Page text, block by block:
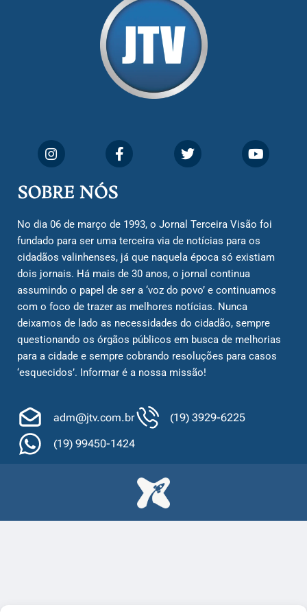
SOBRE NÓS
No dia 06 de março de 1993, o Jornal Terceira Visão foi
fundado para ser uma terceira via de notícias para os
cidadãos valinhenses, já que naquela época só existiam
dois jornais. Há mais de 30 anos, o jornal continua
assumindo o papel de ser a ‘voz do povo’ e continuamos
com o foco de trazer as melhores notícias. Nunca
deixamos de lado as necessidades do cidadão, sempre
questionando os órgãos públicos em busca de melhorias
para a cidade e sempre cobrando resoluções para casos
‘esquecidos’. Informar é a nossa missão!
adm@jtv.com.br
(19) 3929-6225
(19) 99450-1424